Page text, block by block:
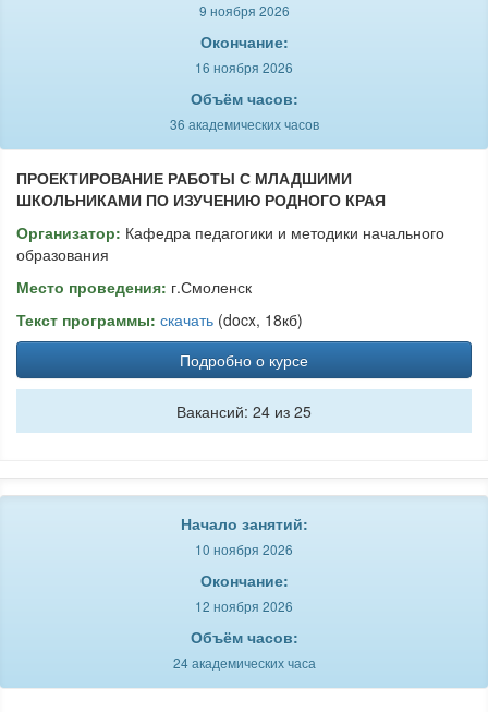
9 ноября 2026
Окончание:
16 ноября 2026
Объём часов:
36 академических часов
ПРОЕКТИРОВАНИЕ РАБОТЫ С МЛАДШИМИ
ШКОЛЬНИКАМИ ПО ИЗУЧЕНИЮ РОДНОГО КРАЯ
Организатор: Кафедра педагогики и методики начального
образования
Место проведения: г.Смоленск
Текст программы: скачать (docx, 18кб)
Подробно о курсе
Вакансий: 24 из 25
Начало занятий:
10 ноября 2026
Окончание:
12 ноября 2026
Объём часов:
24 академических часа